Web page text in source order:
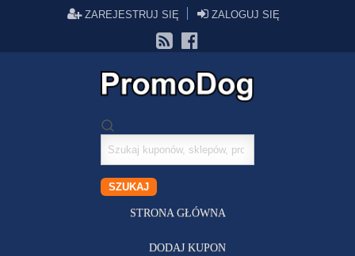
ZAREJESTRUJ SIĘ ZALOGUJ SIĘ
Szukaj
kuponów
SZUKAJ
STRONA GŁÓWNA
DODAJ KUPON